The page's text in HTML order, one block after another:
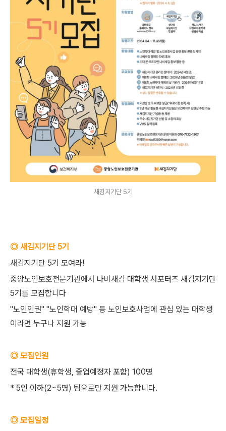
새김지기단 5기
◎ 새김지기단 5기
새김지기단 5기 모여라!
중앙노인보호전문기관에서 나비새김 대학생 서포터즈 새김지기단
5기를 모집합니다
"노인인권" "노인학대 예방" 등 노인보호사업에 관심 있는 대학생
이라면 누구나 지원 가능
◎ 모집인원
전국 대학생(휴학생, 졸업예정자 포함) 100명
* 5인 이하(2~5명) 팀으로만 지원 가능합니다.
◎ 모집일정